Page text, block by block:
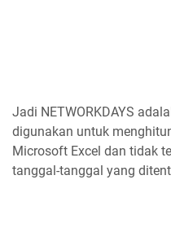
Jadi NETWORKDAYS
digunakan untuk
Microsoft Excel dan tidak
tanggal-tanggal yang